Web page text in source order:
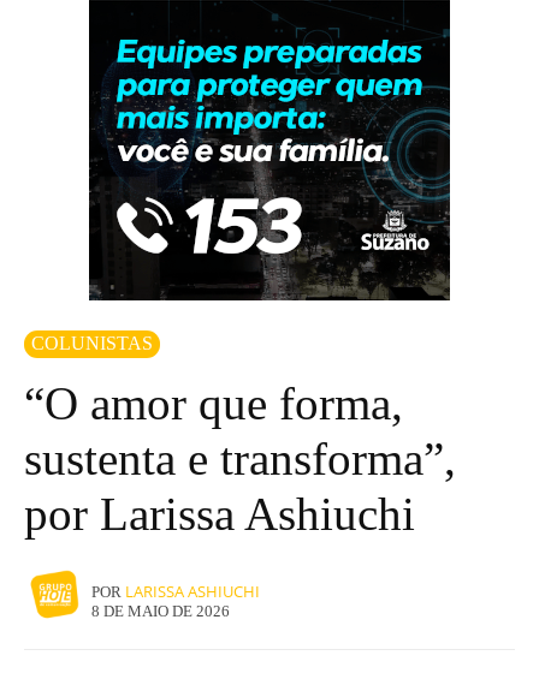
COLUNISTAS
“O amor que forma,
sustenta e transforma”,
por Larissa Ashiuchi
POR LARISSA ASHIUCHI
8 DE MAIO DE 2026